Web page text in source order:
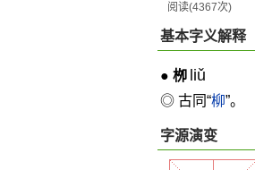
阅读(4367次)
基本字义解释
● 栁 liǔ
◎ 古同“柳”。
字源演变